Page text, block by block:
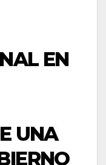
EN
UNA